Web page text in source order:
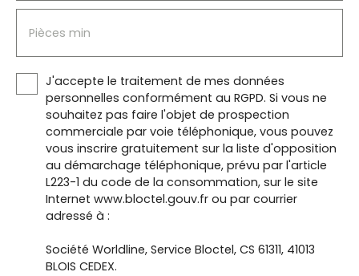
Pièces min
J'accepte le traitement de mes données
personnelles conformément au RGPD. Si vous ne
souhaitez pas faire l'objet de prospection
commerciale par voie téléphonique, vous pouvez
vous inscrire gratuitement sur la liste d'opposition
au démarchage téléphonique, prévu par l'article
L223-1 du code de la consommation, sur le site
Internet www.bloctel.gouv.fr ou par courrier
adressé à :
Société Worldline, Service Bloctel, CS 61311, 41013
BLOIS CEDEX.